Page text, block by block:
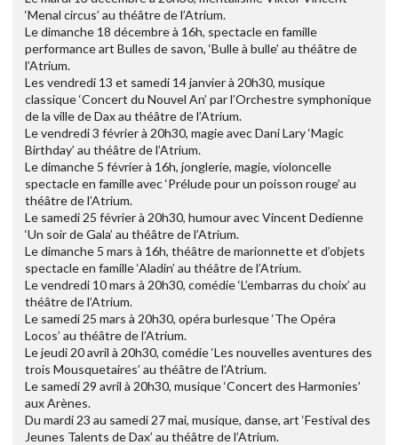
‘Menal circus’ au théâtre de l’Atrium.
Le dimanche 18 décembre à 16h, spectacle en famille
performance art Bulles de savon, ‘Bulle à bulle’ au théâtre de
l’Atrium.
Les vendredi 13 et samedi 14 janvier à 20h30, musique
classique ‘Concert du Nouvel An’ par l’Orchestre symphonique
de la ville de Dax au théâtre de l’Atrium.
Le vendredi 3 février à 20h30, magie avec Dani Lary ‘Magic
Birthday’ au théâtre de l’Atrium.
Le dimanche 5 février à 16h, jonglerie, magie, violoncelle
spectacle en famille avec ‘Prélude pour un poisson rouge’ au
théâtre de l’Atrium.
Le samedi 25 février à 20h30, humour avec Vincent Dedienne
‘Un soir de Gala’ au théâtre de l’Atrium.
Le dimanche 5 mars à 16h, théâtre de marionnette et d’objets
spectacle en famille ‘Aladin’ au théâtre de l’Atrium.
Le vendredi 10 mars à 20h30, comédie ‘L’embarras du choix’ au
théâtre de l’Atrium.
Le samedi 25 mars à 20h30, opéra burlesque ‘The Opéra
Locos’ au théâtre de l’Atrium.
Le jeudi 20 avril à 20h30, comédie ‘Les nouvelles aventures des
trois Mousquetaires’ au théâtre de l’Atrium.
Le samedi 29 avril à 20h30, musique ‘Concert des Harmonies’
aux Arènes.
Du mardi 23 au samedi 27 mai, musique, danse, art ‘Festival des
Jeunes Talents de Dax’ au théâtre de l’Atrium.